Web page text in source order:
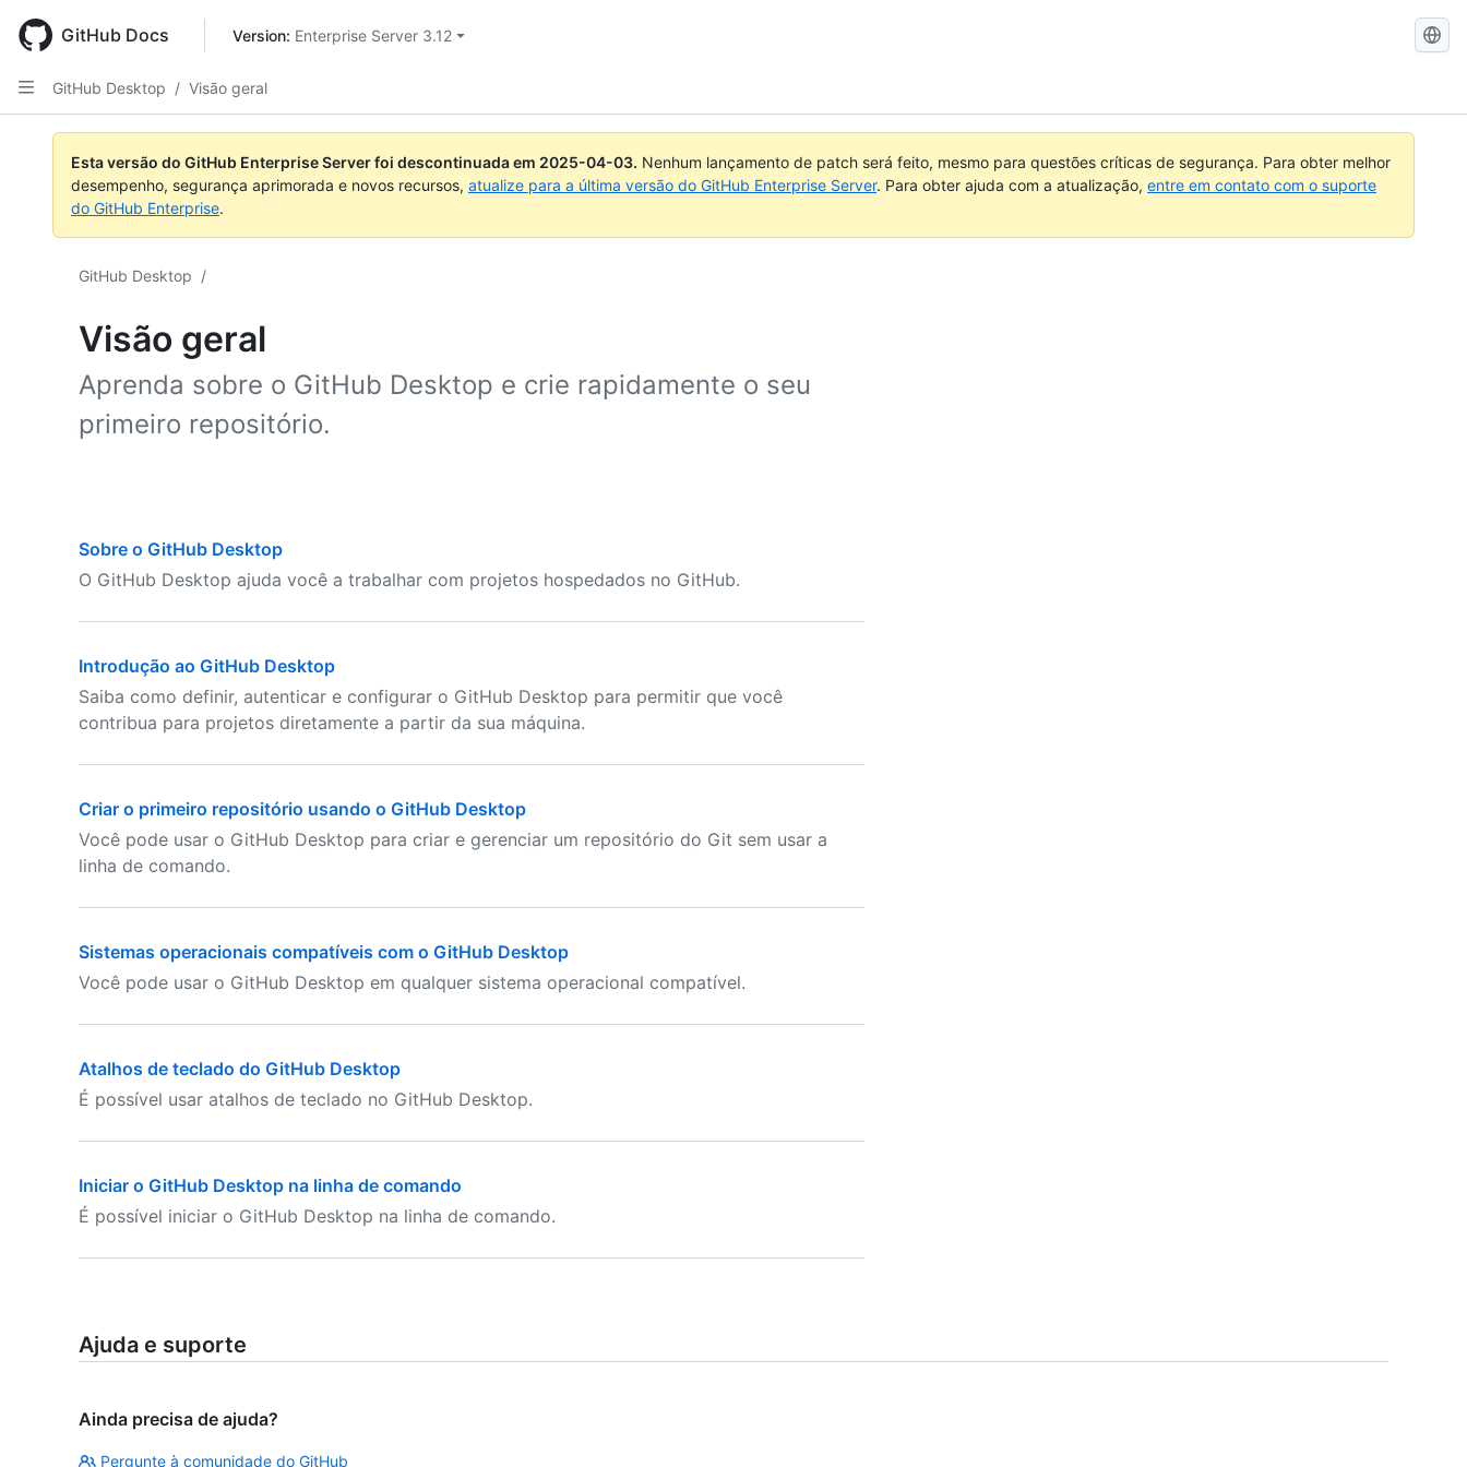
main
content
GitHub Docs Version: Enterprise Server 3.12
Pesquisar
GitHub Desktop / Visão geral
Esta versão do GitHub Enterprise Server foi descontinuada em 2025-04-03. Nenhum lançamento de patch será feito, mesmo para questões críticas de segurança. Para obter melhor
desempenho, segurança aprimorada e novos recursos, atualize para a última versão do GitHub Enterprise Server. Para obter ajuda com a atualização, entre em contato com o suporte
do GitHub Enterprise.
GitHub Desktop /
Visão geral
Aprenda sobre o GitHub Desktop e crie rapidamente o seu
primeiro repositório.
Sobre o GitHub Desktop
O GitHub Desktop ajuda você a trabalhar com projetos hospedados no GitHub.
Introdução ao GitHub Desktop
Saiba como definir, autenticar e configurar o GitHub Desktop para permitir que você
contribua para projetos diretamente a partir da sua máquina.
Criar o primeiro repositório usando o GitHub Desktop
Você pode usar o GitHub Desktop para criar e gerenciar um repositório do Git sem usar a
linha de comando.
Sistemas operacionais compatíveis com o GitHub Desktop
Você pode usar o GitHub Desktop em qualquer sistema operacional compatível.
Atalhos de teclado do GitHub Desktop
É possível usar atalhos de teclado no GitHub Desktop.
Iniciar o GitHub Desktop na linha de comando
É possível iniciar o GitHub Desktop na linha de comando.
Ajuda e suporte
Ainda precisa de ajuda?
Pergunte à comunidade do GitHub